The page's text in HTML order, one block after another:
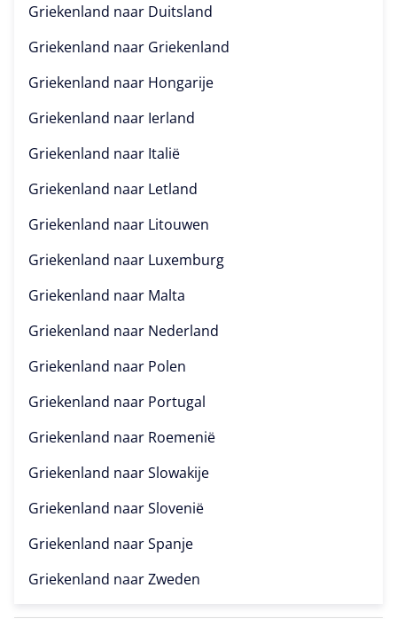
Griekenland naar Duitsland
Griekenland naar Griekenland
Griekenland naar Hongarije
Griekenland naar Ierland
Griekenland naar Italië
Griekenland naar Letland
Griekenland naar Litouwen
Griekenland naar Luxemburg
Griekenland naar Malta
Griekenland naar Nederland
Griekenland naar Polen
Griekenland naar Portugal
Griekenland naar Roemenië
Griekenland naarSlowakije
Griekenland naarSlovenië
Griekenland naarSpanje
Griekenland naarZweden